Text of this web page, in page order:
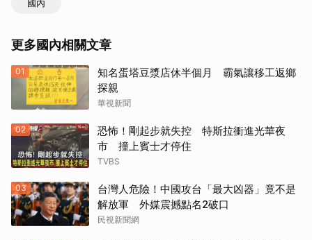
國內
更多國內相關文章
01
知名蛋塔豆漿店休半個月 霸氣讓移工返鄉
探親
華視新聞
02
恐怖！剛起步就失控 特斯拉衝進光華夜
市 撞上賓士才停住
TVBS
03
台灣人危險！中國攻台「最大凶器」竟不是
解放軍 外媒震撼點名2破口
民視新聞網